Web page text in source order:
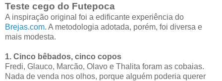
Teste cego do Futepoca
A inspiração original foi a edificante experiência do
Brejas.com. A metodologia adotada, porém, foi diversa e
mais modesta.
1. Cinco bêbados, cinco copos
Fredi, Glauco, Marcão, Olavo e Thalita foram as cobaias.
Nada de venda nos olhos, porque alguém poderia querer